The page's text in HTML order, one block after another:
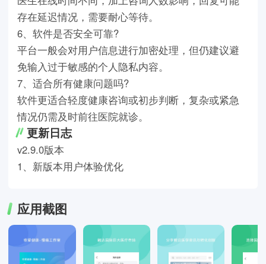
存在延迟情况，需要耐心等待。
6、软件是否安全可靠?
平台一般会对用户信息进行加密处理，但仍建议避
免输入过于敏感的个人隐私内容。
7、适合所有健康问题吗?
软件更适合轻度健康咨询或初步判断，复杂或紧急
情况仍需及时前往医院就诊。
更新日志
v2.9.0版本
1、新版本用户体验优化
应用截图